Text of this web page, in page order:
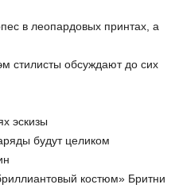
в леопардовых принтах, а
стилисты обсуждают до сих
эскизы
будут целиком
костюм» Бритни